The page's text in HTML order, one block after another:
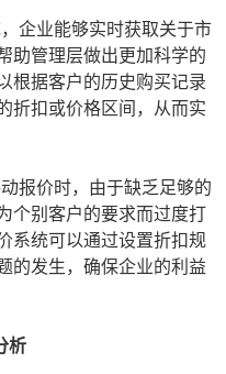
企业能够实时获取关于市
助管理层做出更加科学的
根据客户的历史购买记录
折扣或价格区间，从而实
报价时，由于缺乏足够的
个别客户的要求而过度打
系统可以通过设置折扣规
的发生，确保企业的利益
析